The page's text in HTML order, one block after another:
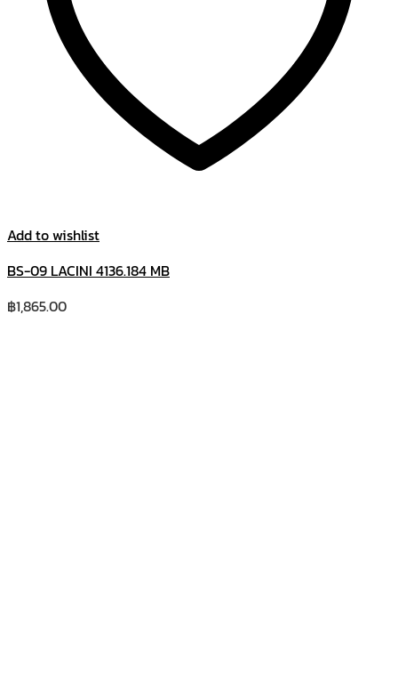
Add to wishlist
BS-09 LACINI 4136.184 MB
฿1,865.00